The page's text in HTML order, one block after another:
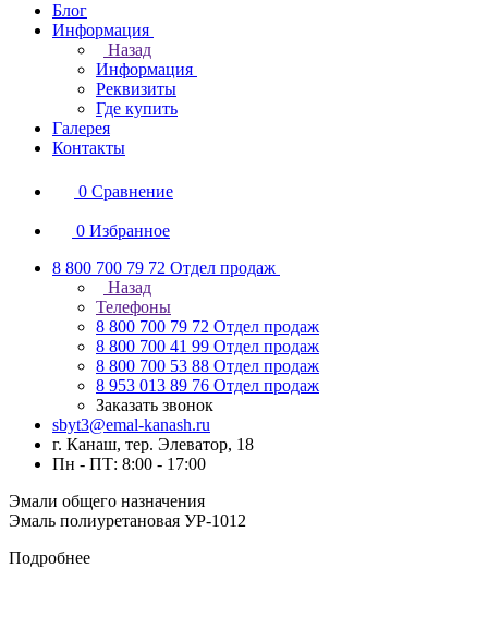
Блог
Информация
Назад
Информация
Реквизиты
Где купить
Галерея
Контакты
0 Сравнение
0 Избранное
8 800 700 79 72 Отдел продаж
Назад
Телефоны
8 800 700 79 72 Отдел продаж
8 800 700 41 99 Отдел продаж
8 800 700 53 88 Отдел продаж
8 953 013 89 76 Отдел продаж
Заказать звонок
sbyt3@emal-kanash.ru
г. Канаш, тер. Элеватор, 18
Пн - ПТ: 8:00 - 17:00
Эмали общего назначения
Эмаль полиуретановая УР-1012
Подробнее